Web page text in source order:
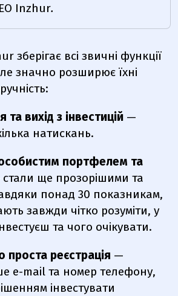
Inzhur.
зберігає всі звичні функції
значно розширює їхні
та вихід з інвестицій —
натискань.
портфелем та
ще прозорішими та
понад 30 показникам,
завжди чітко розуміти, у
та чого очікувати.
проста реєстрація —
e-mail та номер телефону,
інвестувати